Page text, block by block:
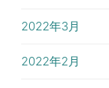
2022年3月
2022年2月